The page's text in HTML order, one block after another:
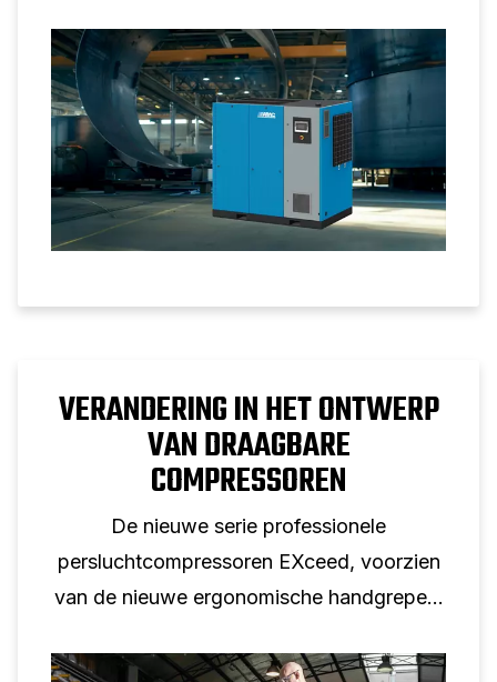
bedrijfskosten.
VERANDERING IN HET ONTWERP
VAN DRAAGBARE
COMPRESSOREN
De nieuwe serie professionele
persluchtcompressoren EXceed, voorzien
van de nieuwe ergonomische handgrepen,
voor het welzijn van het personeel.